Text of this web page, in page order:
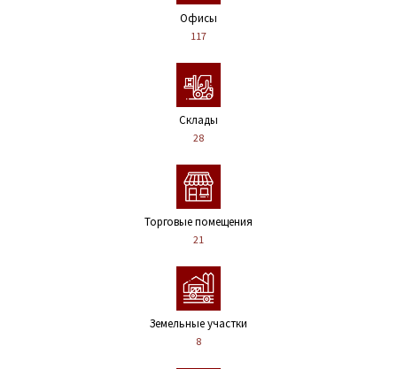
Офисы
117
Склады
28
Торговые помещения
21
Земельные участки
8